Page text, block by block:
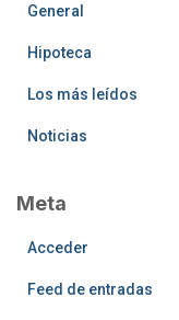
General
Hipoteca
Los más leídos
Noticias
Meta
Acceder
Feed de entradas